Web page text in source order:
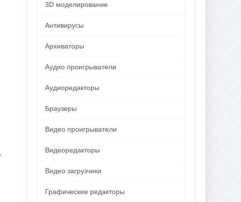
3D моделирование
Антивирусы
Архиваторы
Аудио проигрыватели
Аудиоредакторы
Браузеры
Видео проигрыватели
Видеоредакторы
Видео загрузчики
Графические редакторы